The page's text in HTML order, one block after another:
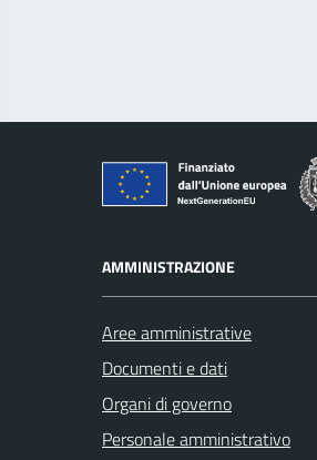
AMMINISTRAZIONE
Aree amministrative
Documenti e dati
Organi di governo
Personale amministrativo